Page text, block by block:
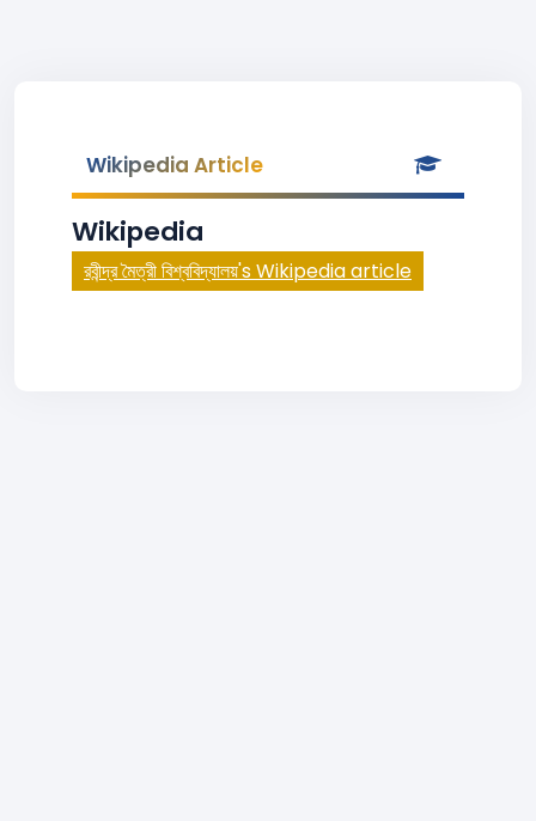
Wikipedia Article
Wikipedia
রবীন্দ্র মৈত্রী বিশ্ববিদ্যালয়'s Wikipedia article